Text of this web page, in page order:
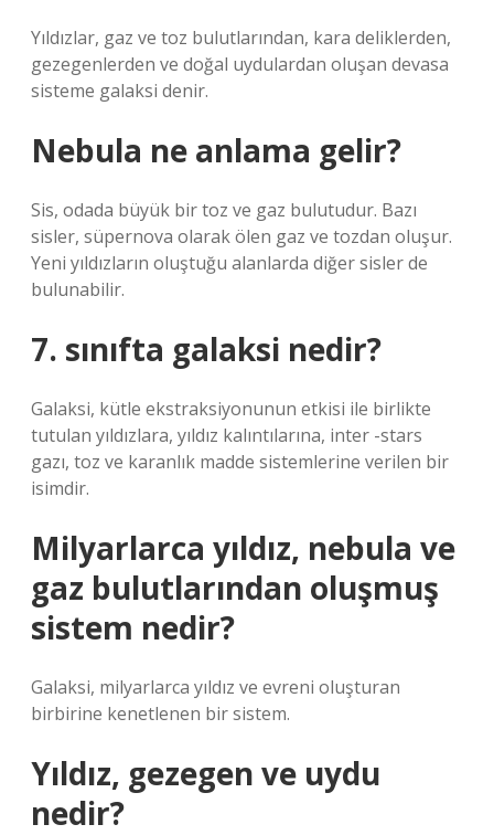
Yıldızlar, gaz ve toz bulutlarından, kara deliklerden,
gezegenlerden ve doğal uydulardan oluşan devasa
sisteme galaksi denir.
Nebula ne anlama gelir?
Sis, odada büyük bir toz ve gaz bulutudur. Bazı
sisler, süpernova olarak ölen gaz ve tozdan oluşur.
Yeni yıldızların oluştuğu alanlarda diğer sisler de
bulunabilir.
7. sınıfta galaksi nedir?
Galaksi, kütle ekstraksiyonunun etkisi ile birlikte
tutulan yıldızlara, yıldız kalıntılarına, inter -stars
gazı, toz ve karanlık madde sistemlerine verilen bir
isimdir.
Milyarlarca yıldız, nebula ve
gaz bulutlarından oluşmuş
sistem nedir?
Galaksi, milyarlarca yıldız ve evreni oluşturan
birbirine kenetlenen bir sistem.
Yıldız, gezegen ve uydu
nedir?